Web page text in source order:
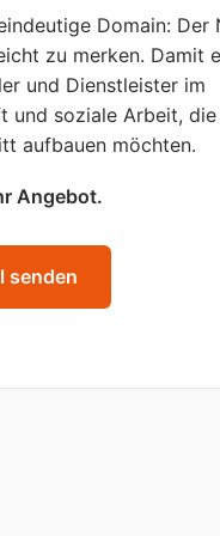
Domain: Der
zu merken. Damit
und Dienstleister im
und soziale Arbeit, die
aufbauen möchten.
Angebot.
senden